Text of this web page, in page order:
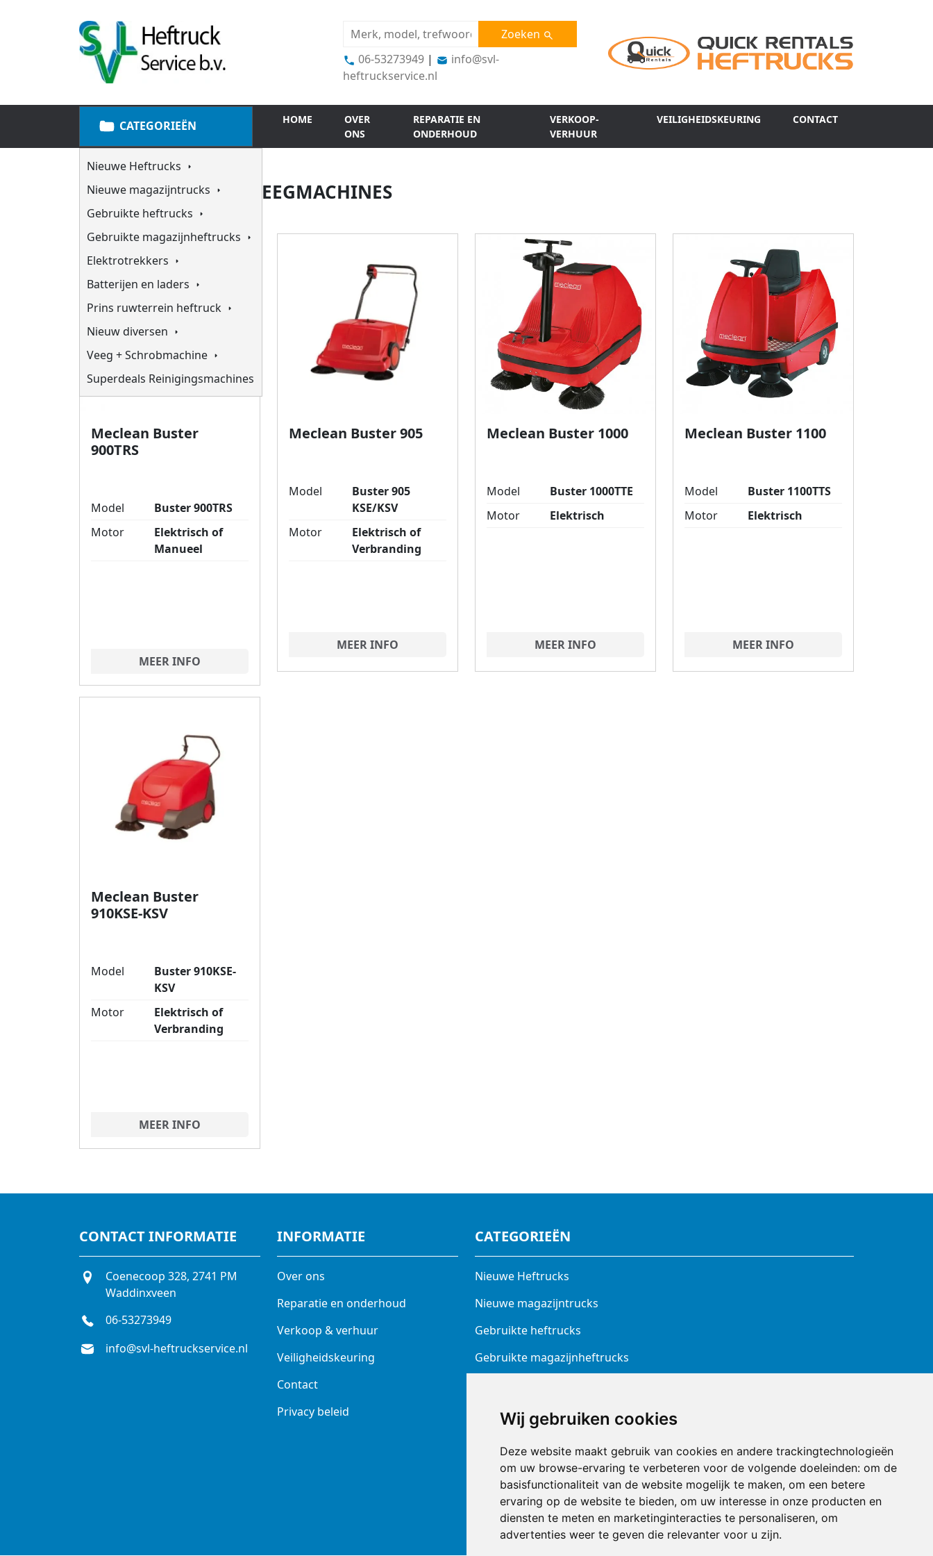
Wij gebruiken cookies
Deze website maakt gebruik van cookies en andere trackingtechnologieën
om uw browse-ervaring te verbeteren voor de volgende doeleinden: om de
basisfunctionaliteit van de website mogelijk te maken, om een betere
ervaring op de website te bieden, om uw interesse in onze producten en
diensten te meten en marketinginteracties te personaliseren, om
advertenties weer te geven die relevanter voor u zijn.
Zoeken
06-53273949 |
info@svl-
heftruckservice.nl
CATEGORIEËN
Nieuwe Heftrucks
Nieuwe magazijntrucks
Gebruikte heftrucks
Gebruikte magazijnheftrucks
Elektrotrekkers
Batterijen en laders
Prins ruwterrein heftruck
Nieuw diversen
Veeg + Schrobmachine
Superdeals Reinigingsmachines
HOME
OVER
ONS
REPARATIE EN
ONDERHOUD
VERKOOP-
VERHUUR
VEILIGHEIDSKEURING CONTACT
NIEUWE MECLEAN VEEGMACHINES
Meclean Buster
900TRS
Model
Buster 900TRS
Motor
Elektrisch of
Manueel
MEER INFO
Meclean Buster 905
Model
Buster 905
KSE/KSV
Motor
Elektrisch of
Verbranding
MEER INFO
Meclean Buster 1000
Model
Buster 1000TTE
Motor
Elektrisch
MEER INFO
Meclean Buster 1100
Model
Buster 1100TTS
Motor
Elektrisch
MEER INFO
Meclean Buster
910KSE-KSV
Model
Buster 910KSE-
KSV
Motor
Elektrisch of
Verbranding
MEER INFO
CONTACT INFORMATIE
Coenecoop 328, 2741 PM
Waddinxveen
06-53273949
info@svl-heftruckservice.nl
INFORMATIE
Over ons
Reparatie en onderhoud
Verkoop & verhuur
Veiligheidskeuring
Contact
Privacy beleid
CATEGORIEËN
Nieuwe Heftrucks
Nieuwe magazijntrucks
Gebruikte heftrucks
Gebruikte magazijnheftrucks
Batterijen en laders
Nieuw diversen
Veeg + Schrobmachine
Superdeals Reinigingsmachines